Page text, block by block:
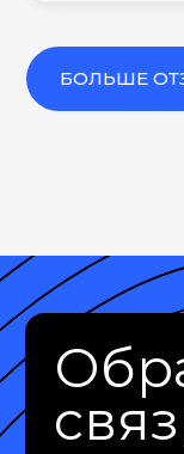
БОЛЬШЕ